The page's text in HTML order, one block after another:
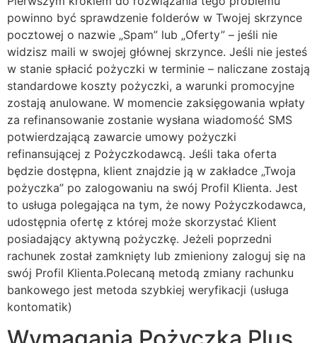
powinno być sprawdzenie folderów w Twojej skrzynce
pocztowej o nazwie „Spam” lub „Oferty” – jeśli nie
widzisz maili w swojej głównej skrzynce. Jeśli nie jesteś
w stanie spłacić pożyczki w terminie – naliczane zostają
standardowe koszty pożyczki, a warunki promocyjne
zostają anulowane. W momencie zaksięgowania wpłaty
za refinansowanie zostanie wysłana wiadomość SMS
potwierdzającą zawarcie umowy pożyczki
refinansującej z Pożyczkodawcą. Jeśli taka oferta
będzie dostępna, klient znajdzie ją w zakładce „Twoja
pożyczka” po zalogowaniu na swój Profil Klienta. Jest
to usługa polegająca na tym, że nowy Pożyczkodawca,
udostępnia ofertę z której może skorzystać Klient
posiadający aktywną pożyczkę. Jeżeli poprzedni
rachunek został zamknięty lub zmieniony zaloguj się na
swój Profil Klienta.Polecaną metodą zmiany rachunku
bankowego jest metoda szybkiej weryfikacji (usługa
kontomatik)